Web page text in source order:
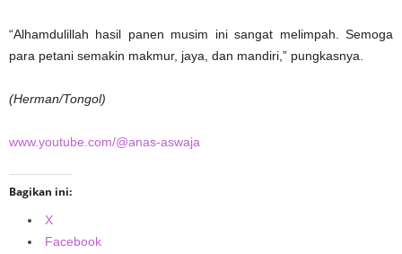
“Alhamdulillah hasil panen musim ini sangat melimpah. Semoga
para petani semakin makmur, jaya, dan mandiri,” pungkasnya.
(Herman/Tongol)
www.youtube.com/@anas-aswaja
Bagikan ini:
X
Facebook